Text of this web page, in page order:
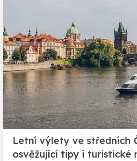
Letní výlety ve středních
osvěžující tipy i turistické